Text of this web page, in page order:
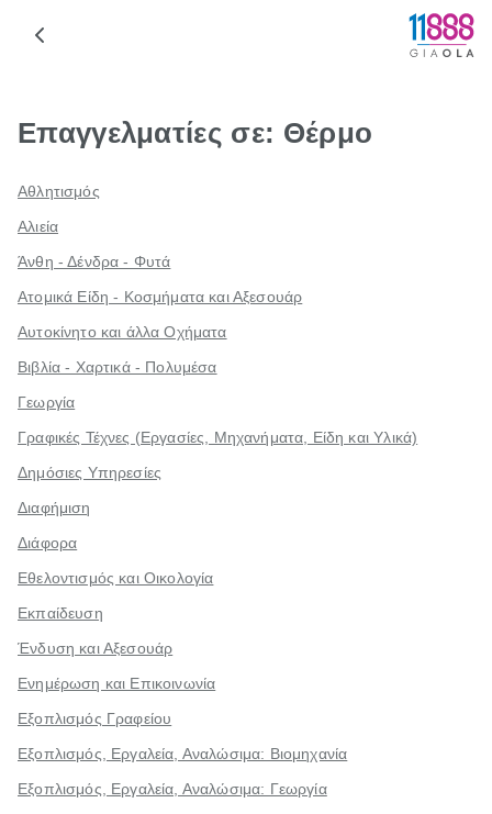
Επαγγελματίες σε: Θέρμο
Αθλητισμός
Αλιεία
Άνθη - Δένδρα - Φυτά
Ατομικά Είδη - Κοσμήματα και Αξεσουάρ
Αυτοκίνητο και άλλα Οχήματα
Βιβλία - Χαρτικά - Πολυμέσα
Γεωργία
Γραφικές Τέχνες (Εργασίες, Μηχανήματα, Είδη και Υλικά)
Δημόσιες Υπηρεσίες
Διαφήμιση
Διάφορα
Εθελοντισμός και Οικολογία
Εκπαίδευση
Ένδυση και Αξεσουάρ
Ενημέρωση και Επικοινωνία
Εξοπλισμός Γραφείου
Εξοπλισμός, Εργαλεία, Αναλώσιμα: Βιομηχανία
Εξοπλισμός, Εργαλεία, Αναλώσιμα: Γεωργία